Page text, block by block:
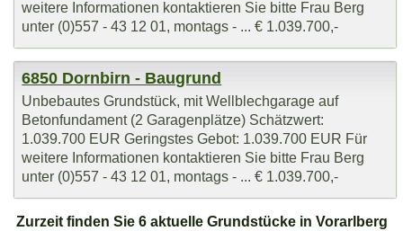
weitere Informationen kontaktieren Sie bitte Frau Berg
unter (0)557 - 43 12 01, montags - ... € 1.039.700,-
6850 Dornbirn - Baugrund
Unbebautes Grundstück, mit Wellblechgarage auf
Betonfundament (2 Garagenplätze) Schätzwert:
1.039.700 EUR Geringstes Gebot: 1.039.700 EUR Für
weitere Informationen kontaktieren Sie bitte Frau Berg
unter (0)557 - 43 12 01, montags - ... € 1.039.700,-
Zurzeit finden Sie 6 aktuelle Grundstücke in Vorarlberg